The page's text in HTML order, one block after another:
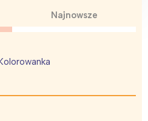
Najnowsze